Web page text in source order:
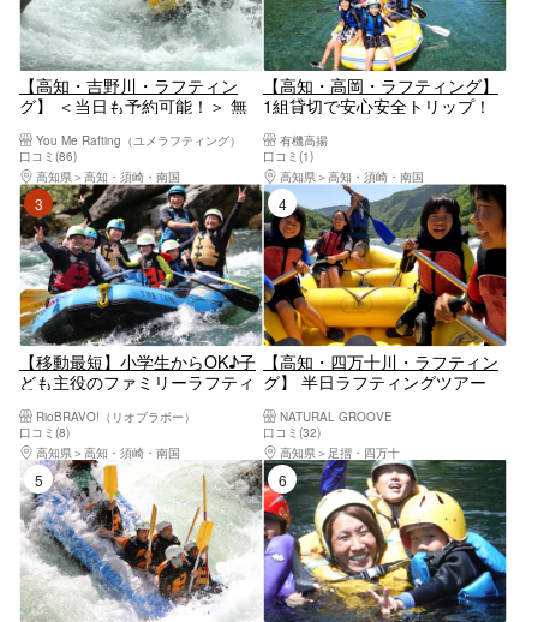
【高知・吉野川・ラフティン
グ】 ＜当日も予約可能！＞ 無
しい♪インスタ映え間違いな
し！激流の大歩危で半日コース
（3時間）
You Me Rafting（ユメラフティング）
口コミ(86)
高知県
高知・須崎・南国
【高知・高岡・ラフティング】
1組貸切で安心安全トリップ！
月はこちら
有機高揚
口コミ(1)
高知県
高知・須崎・南国
3位
【移動最短】小学生からOK♪子
ども主役のファミリーラフティ
遊び｜親子で楽しむ安心ラフテ
ィング体験 穏やかな流れ中心で
小学生から参加できる人気ファ
ミリーコース
RioBRAVO!（リオブラボー）
口コミ(8)
高知県
高知・須崎・南国
4位
【高知・四万十川・ラフティン
グ】 半日ラフティングツアー
NATURAL GROOVE
口コミ(32)
高知県
足摺・四万十
5位 6位